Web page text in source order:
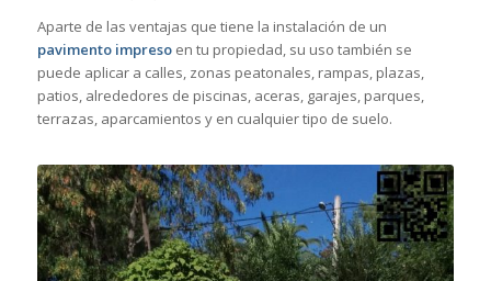
Aparte de las ventajas que tiene la instalación de un
pavimento impresoen tu propiedad, su uso también se
puede aplicar a calles, zonas peatonales, rampas, plazas,
patios, alrededores de piscinas, aceras, garajes, parques,
terrazas, aparcamientos y en cualquier tipo de suelo.